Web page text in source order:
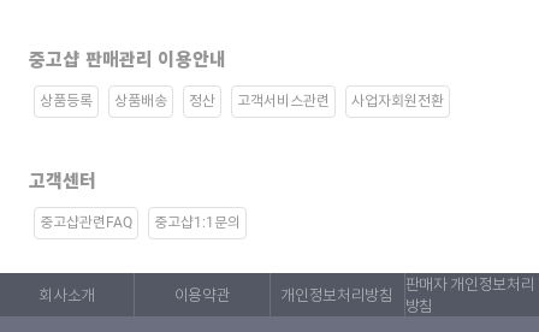
중고샵 판매관리 이용안내
상품등록 상품배송 정산 고객서비스관련 사업자회원전환
고객센터
중고샵관련FAQ 중고샵1:1문의
회사소개 이용약관 개인정보처리방침
판매자 개인정보처리
방침